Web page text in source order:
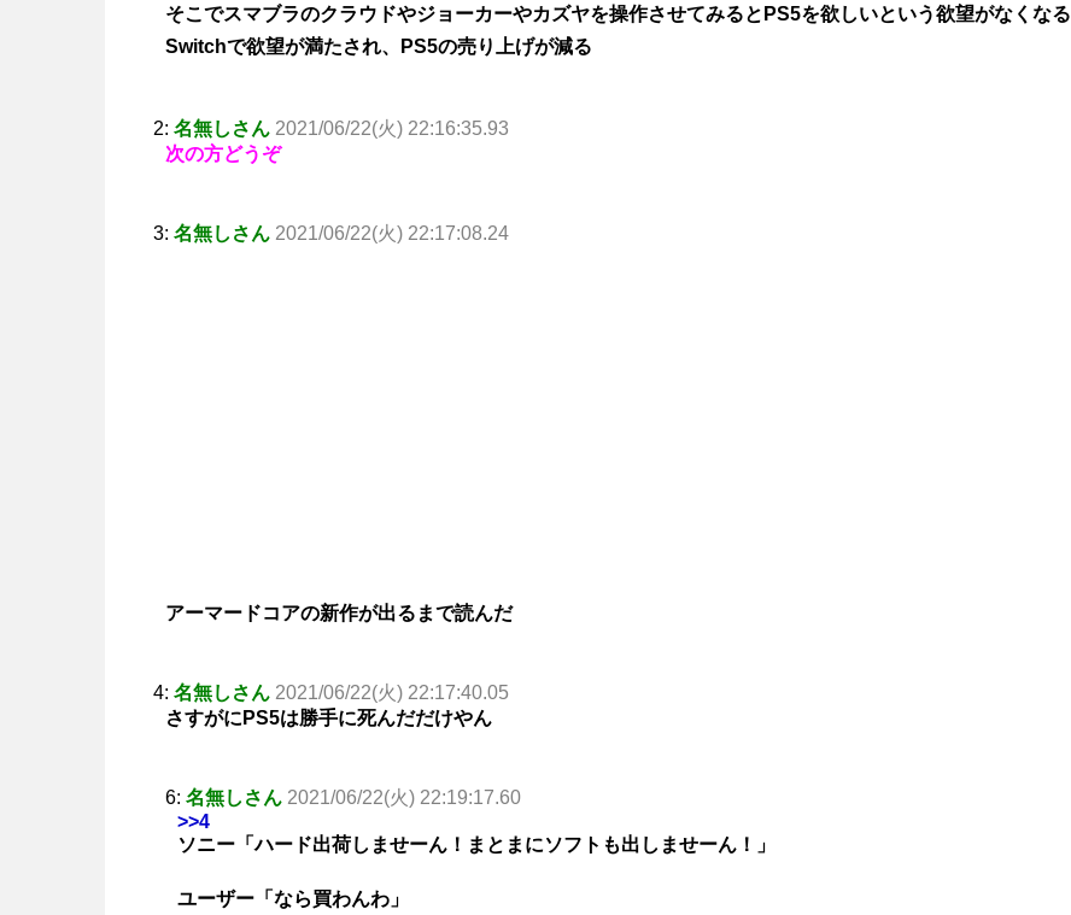
そこでスマブラのクラウドやジョーカーやカズヤを操作させてみるとPS5を欲しいという欲望がなくなる
Switchで欲望が満たされ、PS5の売り上げが減る
2: 名無しさん 2021/06/22(火) 22:16:35.93
次の方どうぞ
3: 名無しさん 2021/06/22(火) 22:17:08.24
アーマードコアの新作が出るまで読んだ
4: 名無しさん 2021/06/22(火) 22:17:40.05
さすがにPS5は勝手に死んだだけやん
6: 名無しさん 2021/06/22(火) 22:19:17.60
>>4
ソニー「ハード出荷しませーん！まとまにソフトも出しませーん！」
ユーザー「なら買わんわ」